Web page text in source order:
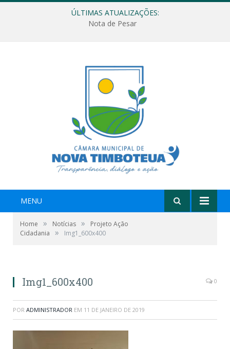
ÚLTIMAS ATUALIZAÇÕES:
Nota de Pesar
MENU
Home » Notícias »
Projeto Ação
Cidadania
» Img1_600x400
Img1_600x400 0
POR ADMINISTRADOR EM 11 DE JANEIRO DE 2019